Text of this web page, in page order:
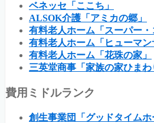
ベネッセ「ここち」
ALSOK介護「アミカの郷」
有料老人ホーム「スーパー・
有料老人ホーム「ヒューマン
有料老人ホーム「花珠の家」
三英堂商事「家族の家ひまわ
費用ミドルランク
創生事業団「グッドタイムホ